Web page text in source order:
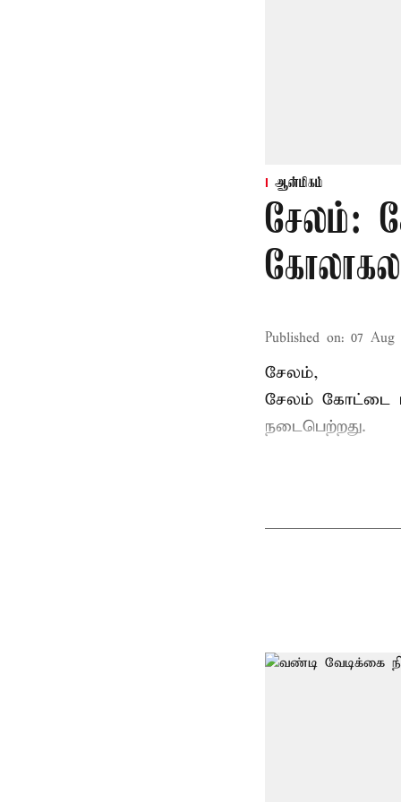
ஆன்மிகம்
சேலம்:
Published on: 07 Aug
சேலம்,
சேலம் கோட்டை
நடைபெற்றது.